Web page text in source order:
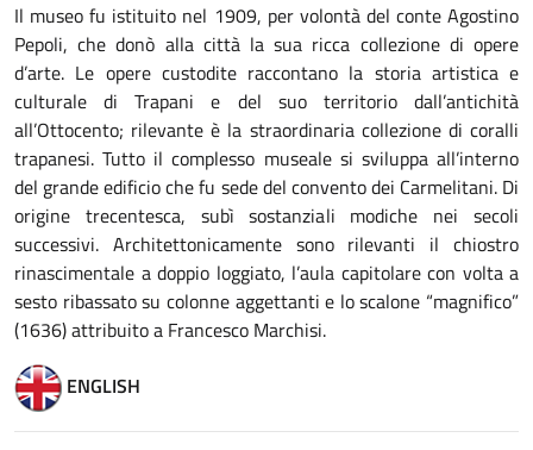
Il museo fu istituito nel 1909, per volontà del conte Agostino
Pepoli, che donò alla città la sua ricca collezione di opere
d’arte. Le opere custodite raccontano la storia artistica e
culturale di Trapani e del suo territorio dall’antichità
all’Ottocento; rilevante è la straordinaria collezione di coralli
trapanesi. Tutto il complesso museale si sviluppa all’interno
del grande edificio che fu sede del convento dei Carmelitani. Di
origine trecentesca, subì sostanziali modiche nei secoli
successivi. Architettonicamente sono rilevanti il chiostro
rinascimentale a doppio loggiato, l’aula capitolare con volta a
sesto ribassato su colonne aggettanti e lo scalone “magnifico”
(1636) attribuito a Francesco Marchisi.
ENGLISH